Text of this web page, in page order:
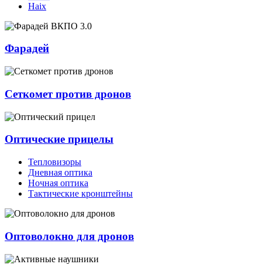
Haix
Фарадей
Сеткомет против дронов
Оптические прицелы
Тепловизоры
Дневная оптика
Ночная оптика
Тактические кронштейны
Оптоволокно для дронов